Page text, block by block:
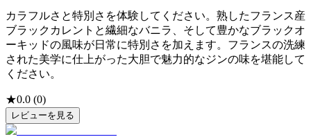
カラフルさと特別さを体験してください。熟したフランス産
ブラックカレントと繊細なバニラ、そして豊かなブラックオ
ーキッドの風味が日常に特別さを加えます。フランスの洗練
された美学に仕上がった大胆で魅力的なジンの味を堪能して
ください。
★0.0 (0)
レビューを見る